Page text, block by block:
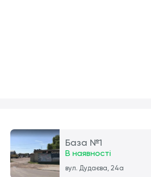
База №1
В наявності
вул. Дудаєва, 24а